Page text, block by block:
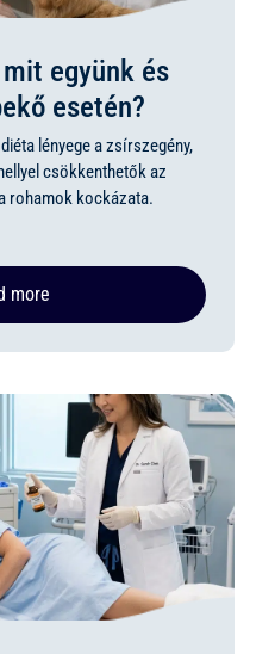
együnk és
esetén?
lényege a zsírszegény,
csökkenthetők az
rohamok kockázata.
more